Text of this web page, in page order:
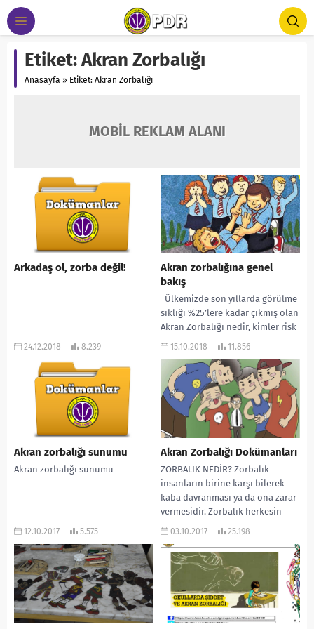
Etiket:Akran Zorbalığı
Anasayfa » Etiket: Akran Zorbalığı
MOBİL REKLAM ALANI
Arkadaş ol, zorba değil!
24.12.2018 8.239
Akran zorbalığına genel
bakış
Ülkemizde son yıllarda görülme
sıklığı %25’lere kadar çıkmış olan
Akran Zorbalığı nedir, kimler risk
altındadır,hangi davranışlar
Zorbalığının...
15.10.2018 11.856
Akran zorbalığı sunumu
Akran zorbalığı sunumu
12.10.2017 5.575
Akran Zorbalığı Dokümanları
ZORBALIK NEDİR? Zorbalık
insanların birine karşı bilerek
kaba davranması ya da ona zarar
vermesidir. Zorbalık herkesin
başına her yaşta gelebilir,...
03.10.2017 25.198